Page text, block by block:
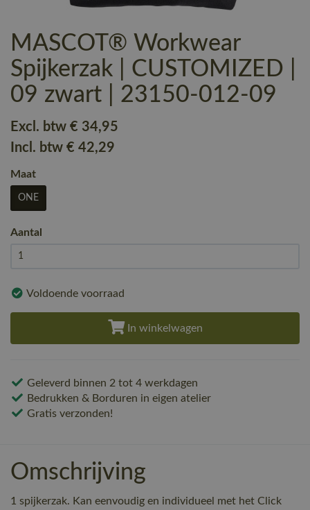
MASCOT® Workwear
Spijkerzak | CUSTOMIZED |
09 zwart | 23150-012-09
Excl. btw € 34,95
Incl. btw € 42,29
Maat
ONE
Aantal
Voldoende voorraad
In winkelwagen
Geleverd binnen 2 tot 4 werkdagen
Bedrukken & Borduren in eigen atelier
Gratis verzonden!
Omschrijving
1 spijkerzak. Kan eenvoudig en individueel met het Click